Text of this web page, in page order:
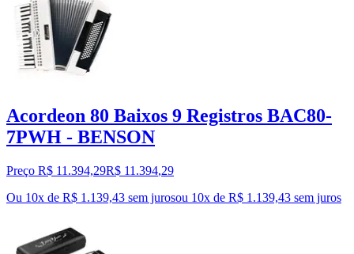
Acordeon 80 Baixos 9 Registros BAC80-
7PWH - BENSON
Preço R$ 11.394,29R$ 11.394,29
Ou 10x de R$ 1.139,43 sem jurosou 10x de R$ 1.139,43 sem juros